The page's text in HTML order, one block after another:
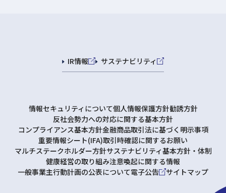
IR情報 サステナビリティ
情報セキュリティについて個人情報保護方針勧誘方針
反社会勢力への対応に関する基本方針
コンプライアンス基本方針金融商品取引法に基づく明示事項
重要情報シート(IFA)取引時確認に関するお願い
マルチステークホルダー方針サステナビリティ基本方針・体制
健康経営の取り組み注意喚起に関する情報
一般事業主行動計画の公表について電子公告 サイトマップ